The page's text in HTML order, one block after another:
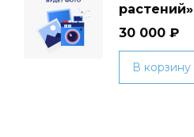
растений»
30 000 ₽
В корзину